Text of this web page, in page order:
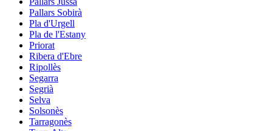
Pallars Sobirà
Pla d'Urgell
Pla de l'Estany
Priorat
Ribera d'Ebre
Ripollès
Segarra
Segrià
Selva
Solsonès
Tarragonès